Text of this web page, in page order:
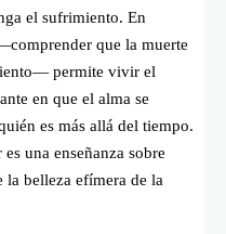
el sufrimiento. En
que la muerte
permite vivir el
en que el alma se
es más allá del tiempo.
una enseñanza sobre
la belleza efímera de la